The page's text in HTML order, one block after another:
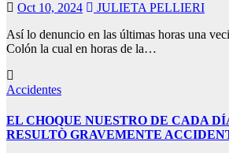
Oct 10, 2024
JULIETA PELLIERI
Así lo denuncio en las últimas horas una
Colón la cual en horas de la…
Accidentes
EL CHOQUE NUESTRO DE CADA
RESULTÒ GRAVEMENTE